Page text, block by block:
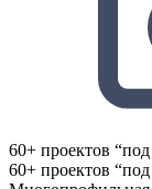
60+ проектов
60+ проектов